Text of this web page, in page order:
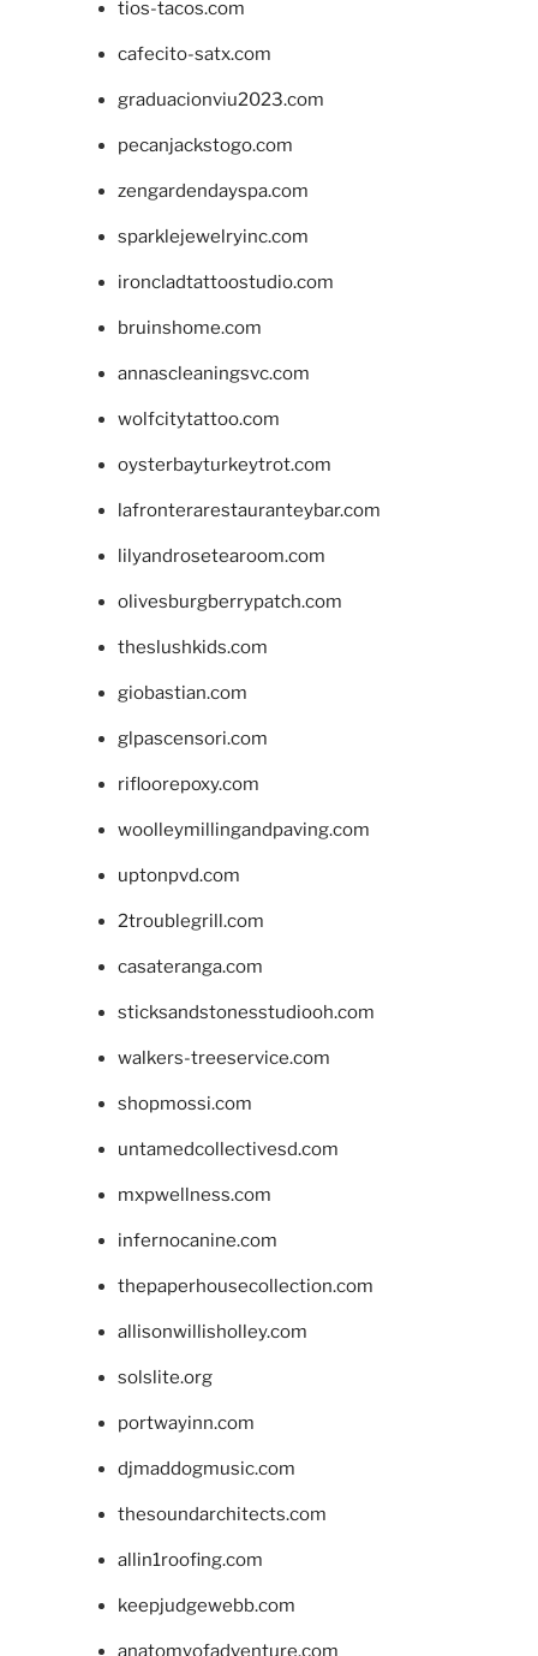
tios-tacos.com
cafecito-satx.com
graduacionviu2023.com
pecanjackstogo.com
zengardendayspa.com
sparklejewelryinc.com
ironcladtattoostudio.com
bruinshome.com
annascleaningsvc.com
wolfcitytattoo.com
oysterbayturkeytrot.com
lafronterarestauranteybar.com
lilyandrosetearoom.com
olivesburgberrypatch.com
theslushkids.com
giobastian.com
glpascensori.com
rifloorepoxy.com
woolleymillingandpaving.com
uptonpvd.com
2troublegrill.com
casateranga.com
sticksandstonesstudiooh.com
walkers-treeservice.com
shopmossi.com
untamedcollectivesd.com
mxpwellness.com
infernocanine.com
thepaperhousecollection.com
allisonwillisholley.com
solslite.org
portwayinn.com
djmaddogmusic.com
thesoundarchitects.com
allin1roofing.com
keepjudgewebb.com
anatomyofadventure.com